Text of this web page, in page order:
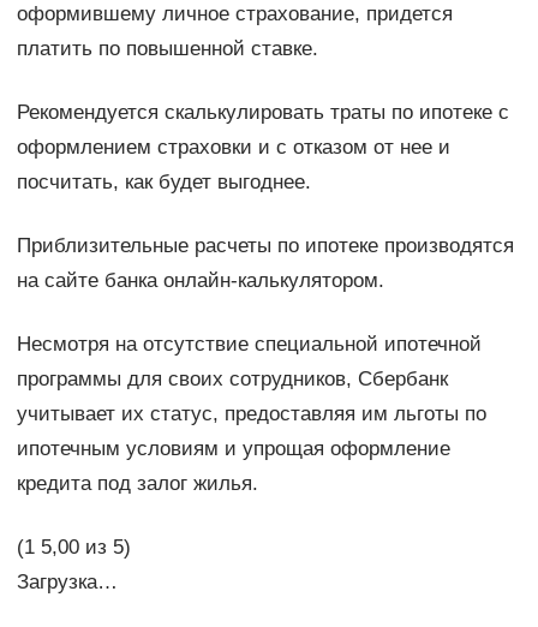
оформившему личное страхование, придется
платить по повышенной ставке.
Рекомендуется скалькулировать траты по ипотеке с
оформлением страховки и с отказом от нее и
посчитать, как будет выгоднее.
Приблизительные расчеты по ипотеке производятся
на сайте банка онлайн-калькулятором.
Несмотря на отсутствие специальной ипотечной
программы для своих сотрудников, Сбербанк
учитывает их статус, предоставляя им льготы по
ипотечным условиям и упрощая оформление
кредита под залог жилья.
(1 5,00 из 5)
Загрузка…